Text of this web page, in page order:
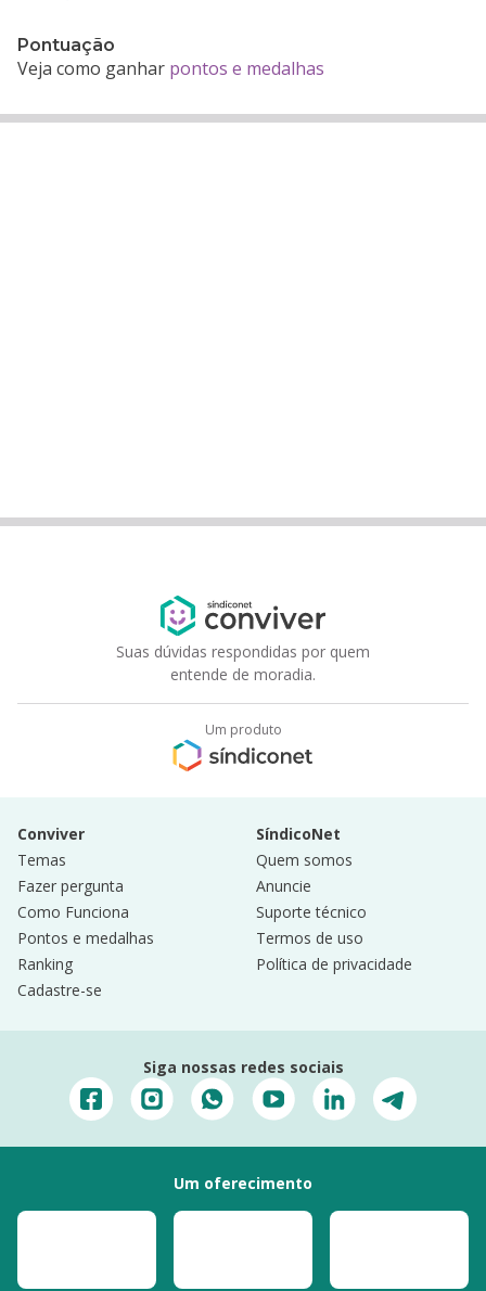
Pontuação
Veja como ganhar pontos e medalhas
Suas dúvidas respondidas por quem
entende de moradia.
Um produto
Conviver
Temas
Fazer pergunta
Como Funciona
Pontos e medalhas
Ranking
Cadastre-se
SíndicoNet
Quem somos
Anuncie
Suporte técnico
Termos de uso
Política de privacidade
Siga nossas redes sociais
Um oferecimento